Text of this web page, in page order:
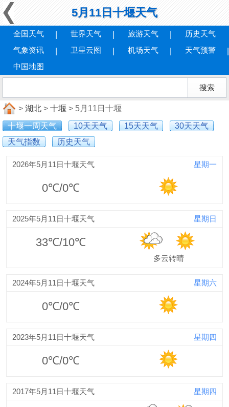
5月11日十堰天气
全国天气 世界天气 旅游天气
历史天气
气象资讯
卫星云图 机场天气
天气预警
中国地图
> 湖北 > 十堰 > 5月11日十堰
十堰一周天气
10天天气 15天天气
30天天气
天气指数
历史天气
2026年5月11日十堰天气 星期一
0℃/0℃
2025年5月11日十堰天气 星期日
33℃/10℃
多云转晴
2024年5月11日十堰天气 星期六
0℃/0℃
2023年5月11日十堰天气 星期四
0℃/0℃
2017年5月11日十堰天气 星期四